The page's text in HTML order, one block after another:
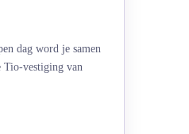
dag word je samen
Tio-vestiging van